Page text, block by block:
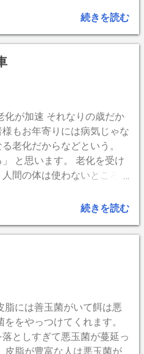
肪率10％前後。サイズは
でした。妻は 身長156cm、
「S」でも大きめでした。
ないでしょうね。(^^ゞ 一応
車用ですので、必要なポケ
山あります。細かいところ
て下さい。 洋服の上からそ
・履ける のがGood！！ 広
んな感じ。 平置きですので
ますが、着てみるともう少
では到底言えません。実質本
ない！」 の一心ですね。
広いのでバスケットシュー
までもはけました。その後
閉めればチェーンへの巻き
はないようです。 写真はバ
ヘルメット。耳も隠れない
と同様に聞き取れます。 バ
も大丈夫でした。 私は寧ろ
いの？ とググってみると
のシステムメニュー→ツー
ファイルをWordPressのど
が勝手にやって
クな感じてグーです。自分
変に気づいたらその場で編
。丸々引越し完了まで述べ
ないでしょうか。 時代はこ
れませんね。
続きを読む
化が加速 それなりの歳だか
もお年寄りには病気じゃな
老化だからなどという。
」 と思います。 老化を受け
間の体は使わないところか
動 運動は筋力というより持
持続するにはハードな運動
す。 私は若いころ無茶を
走ると腰痛が、首が...など
自転車。 水泳はプールの
けるにはお金もかかる。自
維持費は必要ないし時間の
まり。 軽い車体は負荷が
続きを読む
脂には善玉菌がいて餌は悪
をやっつけてくれます。
としすぎて悪玉菌が蔓延っ
皮脂が豊富な人は悪玉菌が